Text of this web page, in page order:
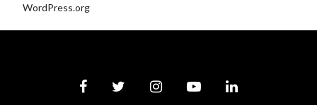
WordPress.org